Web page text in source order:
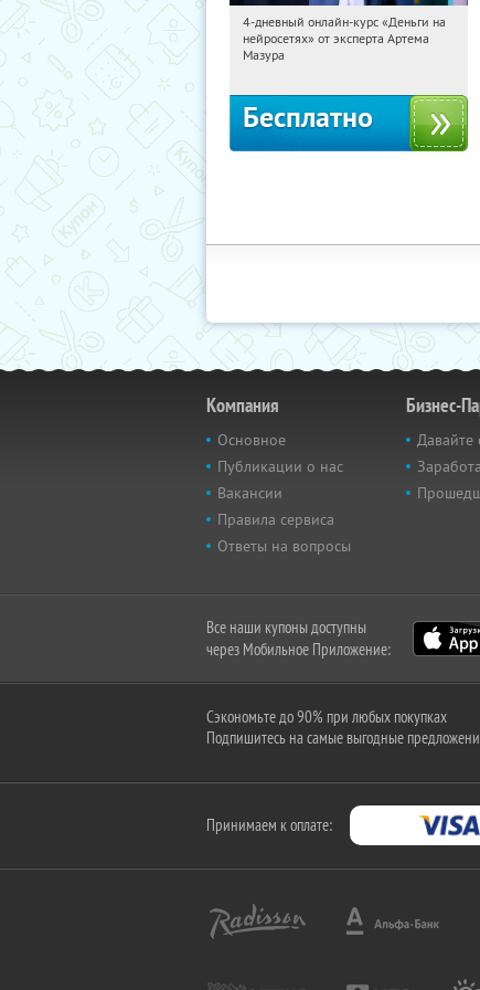
16:30:48 Получили: 191
Россия
4-дневный онлайн-курс «Деньги на
нейросетях» от эксперта Артема
Мазура
Бесплатно
Компания
Основное
Публикации о нас
Вакансии
Правила сервиса
Ответы на вопросы
Бизнес-
Давайте
Все наши купоны доступны
через Мобильное Приложение:
Сэкономьте до 90% при любых покупках
Подпишитесь на самые выгодные
Принимаем к оплате: